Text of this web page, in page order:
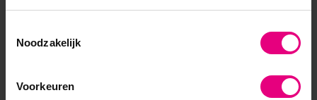
Noodzakelijk
Voorkeuren
(politiek) een competentie?
Tijdens de feestdagen loopt de MOOC gewoon door.
Iedereen kan een op ieder moment instappen in de
discussie en de verschillende leerobjecten doorlopen.
Wilt u aansluiten?